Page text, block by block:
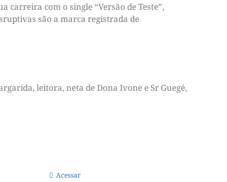
carreira com o single “Versão de Teste”,
são a marca registrada de
leitora, neta de Dona Ivone e Sr Guegé,
Acessar